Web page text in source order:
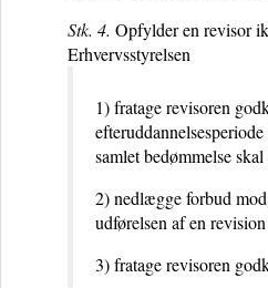
Stk. 4. Opfylder en revisor
Erhvervsstyrelsen
1) fratage revisoren
samlet bedømmelse
2) nedlægge forbud
udførelsen af en
3) fratage revisoren